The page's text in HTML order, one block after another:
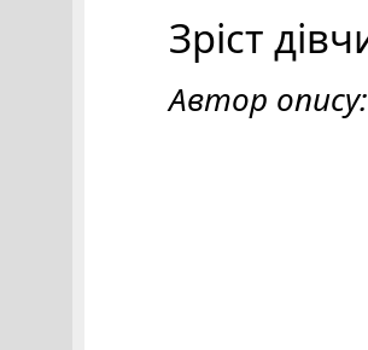
Зріст
Автор